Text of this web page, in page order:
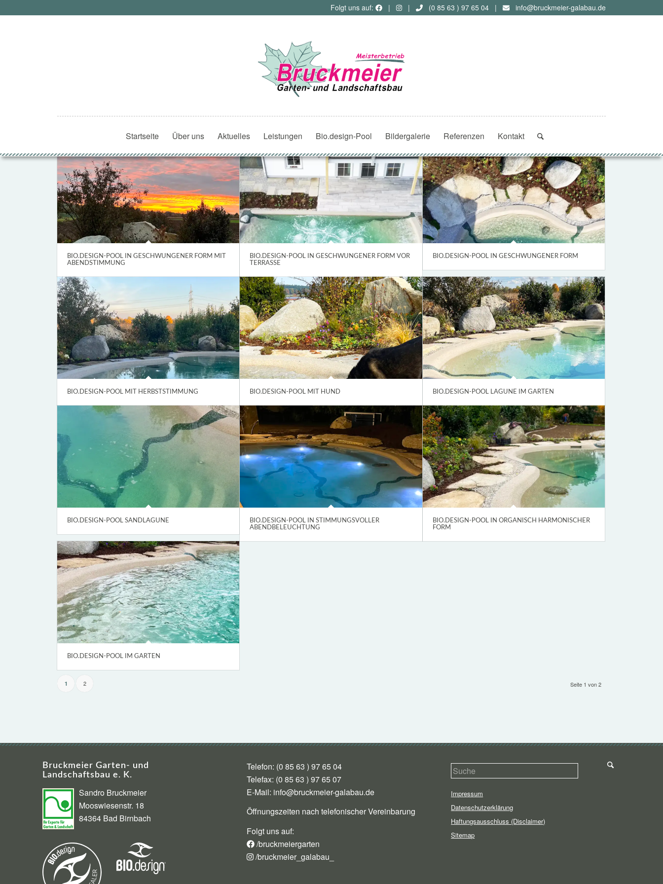
Folgt uns auf: | | (0 85 63 ) 97 65 04 | info@bruckmeier-galabau.de
Startseite Über uns Aktuelles Leistungen Bio.design-Pool Bildergalerie Referenzen Kontakt
BIO.DESIGN-POOL IN GESCHWUNGENER FORM MIT
ABENDSTIMMUNG
BIO.DESIGN-POOL IN GESCHWUNGENER FORM VOR
TERRASSE
BIO.DESIGN-POOL IN GESCHWUNGENER FORM
BIO.DESIGN-POOL MIT HERBSTSTIMMUNG BIO.DESIGN-POOL MIT HUND BIO.DESIGN-POOL LAGUNE IM GARTEN
BIO.DESIGN-POOL SANDLAGUNE
BIO.DESIGN-POOL IN STIMMUNGSVOLLER
ABENDBELEUCHTUNG
BIO.DESIGN-POOL IN ORGANISCH HARMONISCHER
FORM
BIO.DESIGN-POOL IM GARTEN
Seite 1 von 2
1 2
Bruckmeier Garten- und
Landschaftsbau e. K.
Sandro Bruckmeier
Mooswiesenstr. 18
84364 Bad Birnbach
Telefon: (0 85 63 ) 97 65 04
Telefax: (0 85 63 ) 97 65 07
E-Mail: info@bruckmeier-galabau.de
Öffnungszeiten nach telefonischer Vereinbarung
Folgt uns auf:
/bruckmeiergarten
/bruckmeier_galabau_
Impressum
Datenschutzerklärung
Haftungsausschluss (Disclaimer)
Sitemap